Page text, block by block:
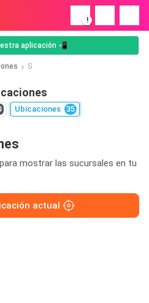
!
aplicación 📲
S
Ubicaciones 35
mostrar las sucursales en tu
actual